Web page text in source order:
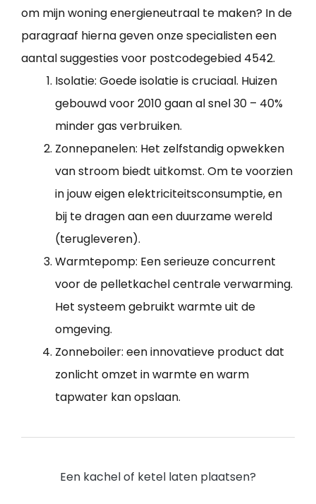
om mijn woning energieneutraal te maken? In de
paragraaf hierna geven onze specialisten een
aantal suggesties voor postcodegebied 4542.
Isolatie: Goede isolatie is cruciaal. Huizen
gebouwd voor 2010 gaan al snel 30 – 40%
minder gas verbruiken.
Zonnepanelen: Het zelfstandig opwekken
van stroom biedt uitkomst. Om te voorzien
in jouw eigen elektriciteitsconsumptie, en
bij te dragen aan een duurzame wereld
(terugleveren).
Warmtepomp: Een serieuze concurrent
voor de pelletkachel centrale verwarming.
Het systeem gebruikt warmte uit de
omgeving.
Zonneboiler: een innovatieve product dat
zonlicht omzet in warmte en warm
tapwater kan opslaan.
Een kachel of ketel laten plaatsen?